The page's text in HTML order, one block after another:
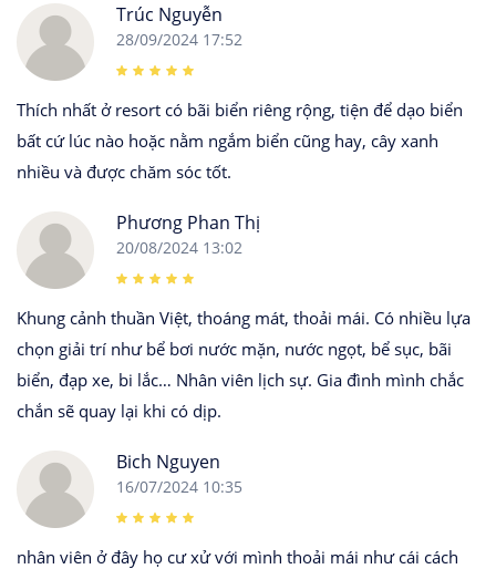
Trúc Nguyễn
28/09/2024 17:52
Thích nhất ở resort có bãi biển riêng rộng, tiện để dạo biển
bất cứ lúc nào hoặc nằm ngắm biển cũng hay, cây xanh
nhiều và được chăm sóc tốt.
Phương Phan Thị
20/08/2024 13:02
Khung cảnh thuần Việt, thoáng mát, thoải mái. Có nhiều lựa
chọn giải trí như bể bơi nước mặn, nước ngọt, bể sục, bãi
biển, đạp xe, bi lắc… Nhân viên lịch sự. Gia đình mình chắc
chắn sẽ quay lại khi có dịp.
Bich Nguyen
16/07/2024 10:35
nhân viên ở đây họ cư xử với mình thoải mái như cái cách